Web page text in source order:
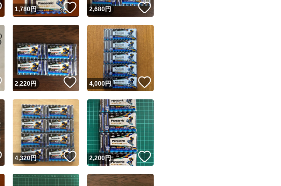
取引実績
取引実績◯+ このユーザーはYahoo!フリマの取引を完了させた実績があります
他フリマ実績◯+ このユーザーは他フリマサービスでの取引実績があります
スピード&安心発送
※このバッジは実績に基づく表示であり、発送を保証しているものではありません
スピード＆安心発送
このユーザーは高頻度で24時間以内＆設定した発送日数内に発送してい
ます
スピード発送 このユーザーは高頻度で24時間以内に発送しています
商品画像の無断転載は禁止 されています
コピーは1商品につき1回です
出品ページへ
キャンセル
いいね！
1,780円 いいね！
2,680円
いいね！
2,220円 いいね！
4,000円
いいね！
4,320円 いいね！
2,200円 いいね！